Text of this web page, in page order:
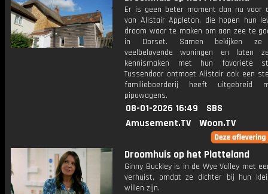
Er is geen beter moment dan nu voor
van Alistair Appleton, die hopen hun
droom waar te maken om aan zee te
in Dorset. Samen bekijken ze
veelbelovende woningen en laten
kennismaken met hun favoriete
Tussendoor ontmoet Alistair ook een
familieboerderij heeft uitgebreid
pipowagens.
08-01-2026 16:49
SBS
Amusement.TV
Woon.TV
Droomhuis op het Platteland
Ginny Buckley is in de Wye Valley met
verhuist, omdat ze dichter bij hun
willen zijn.